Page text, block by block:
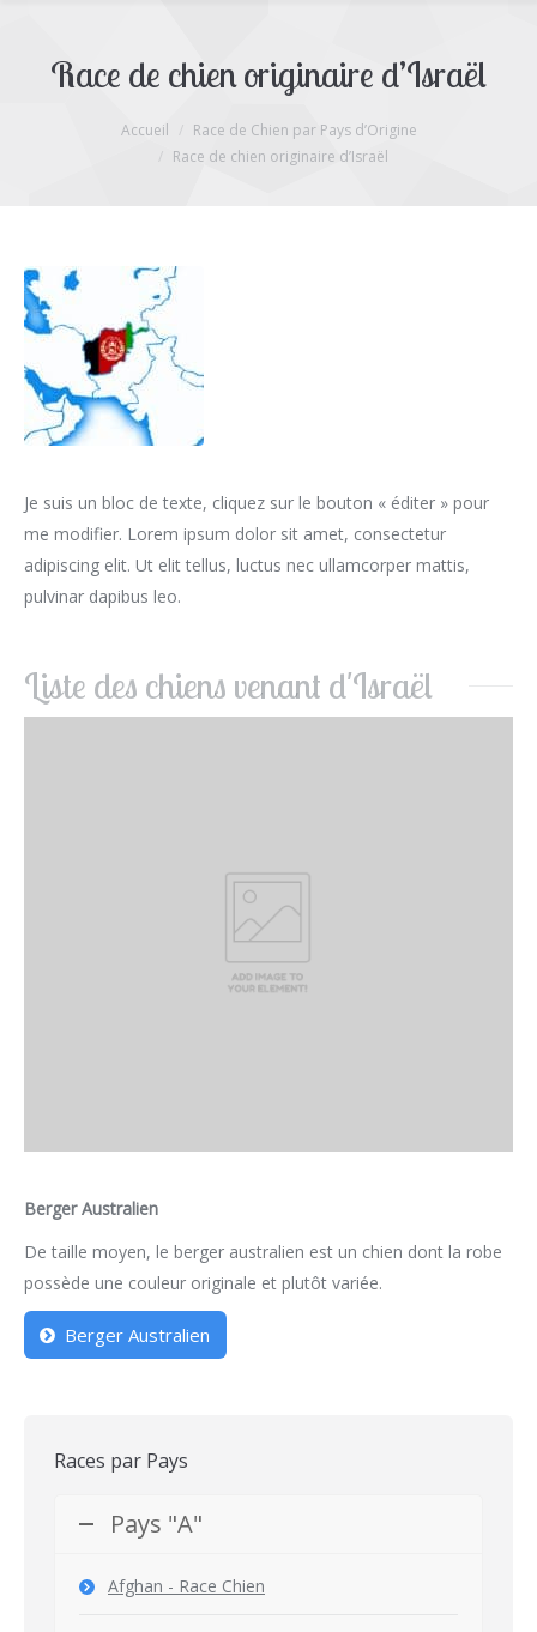
Race de chien originaire d’Israël
Vous êtes ici :Accueil
Race de Chien par Pays d’Origine
Race de chien originaire d’Israël
Je suis un bloc de texte, cliquez sur le bouton « éditer » pour
me modifier. Lorem ipsum dolor sit amet, consectetur
adipiscing elit. Ut elit tellus, luctus nec ullamcorper mattis,
pulvinar dapibus leo.
Liste des chiens venant d'Israël
Berger Australien
De taille moyen, le berger australien est un chien dont la robe
possède une couleur originale et plutôt variée.
Berger Australien
Races par Pays
Pays "A"
Afghan - Race Chien